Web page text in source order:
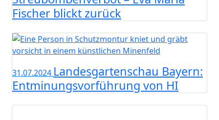
Fischer blickt zurück
31.07.2024 Landesgartenschau Bayern:
Entminungsvorführung von HI